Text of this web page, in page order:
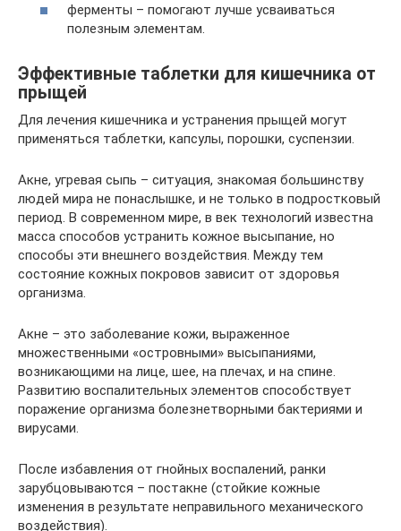
ферменты – помогают лучше усваиваться
полезным элементам.
Эффективные таблетки для кишечника от
прыщей
Для лечения кишечника и устранения прыщей могут
применяться таблетки, капсулы, порошки, суспензии.
Акне, угревая сыпь – ситуация, знакомая большинству
людей мира не понаслышке, и не только в подростковый
период. В современном мире, в век технологий известна
масса способов устранить кожное высыпание, но
способы эти внешнего воздействия. Между тем
состояние кожных покровов зависит от здоровья
организма.
Акне – это заболевание кожи, выраженное
множественными «островными» высыпаниями,
возникающими на лице, шее, на плечах, и на спине.
Развитию воспалительных элементов способствует
поражение организма болезнетворными бактериями и
вирусами.
После избавления от гнойных воспалений, ранки
зарубцовываются – постакне (стойкие кожные
изменения в результате неправильного механического
воздействия).